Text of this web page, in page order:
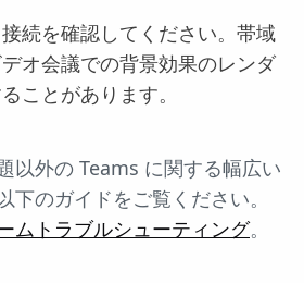
続を確認してください。帯域
オ会議での背景効果のレンダ
ことがあります。
以外の Teams に関する幅広い
下のガイドをご覧ください。
ムトラブルシューティング。